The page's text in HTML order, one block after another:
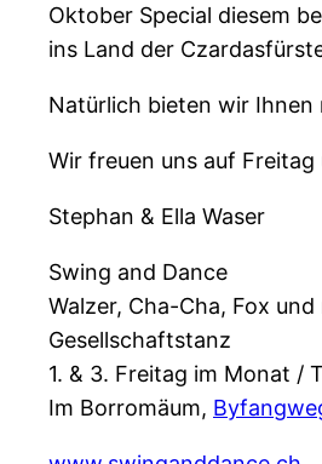
Oktober Special diesem
ins Land der
Natürlich bieten wir Ihnen
Wir freuen uns auf
Stephan & Ella Waser
Swing and Dance
Walzer, Cha-Cha, Fox
Gesellschaftstanz
1. & 3. Freitag im Monat /
Im Borromäum,